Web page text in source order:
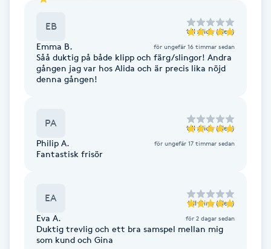
Bröllopsuppsättning
Coachning
Color correction
Cryoterapi
Damklippning
EB till Alida (Elev)
Emma B. för ungefär 16 timmar sedan
Såå duktig på både klipp och färg/slingor! Andra
gången jag var hos Alida och är precis lika nöjd
denna gången!
PA till Alida (Elev)
Philip A. för ungefär 17 timmar sedan
Fantastisk frisör
EA till Gina (Elev)
Eva A. för 2 dagar sedan
Duktig trevlig och ett bra samspel mellan mig
som kund och Gina